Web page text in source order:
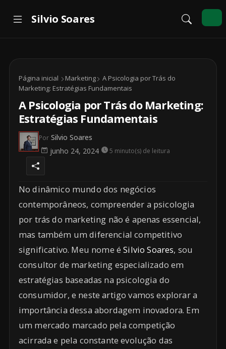
Página inicial Marketing
A Psicologia por Trás do
Marketing: Estratégias Fundamentais
A Psicologia por Trás do Marketing:
Estratégias Fundamentais
Por Silvio Soares
junho 24, 2024
5 minuto(s) de leitura
No dinâmico mundo dos negócios
contemporâneos, compreender a psicologia
por trás do marketing não é apenas essencial,
mas também um diferencial competitivo
significativo. Meu nome éSilvio Soares, sou
consultor de marketing especializado em
estratégias baseadas na psicologia do
consumidor, e neste artigo vamos explorar a
importância dessa abordagem inovadora. Em
um mercado marcado pela competição
acirrada e pela constante evolução das